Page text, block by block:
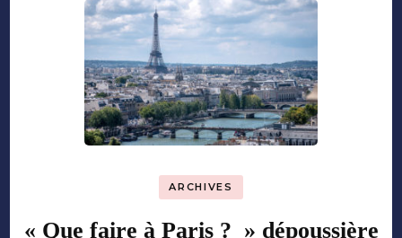
ARCHIVES
« Que faire à Paris ? » dépoussière